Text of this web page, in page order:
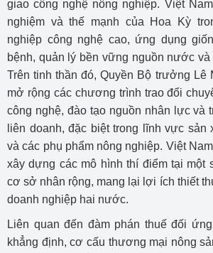
giao công nghệ nông nghiệp. Việt
nghiệm và thế mạnh của Hoa Kỳ
nghiệp công nghệ cao, ứng dụng
bệnh, quản lý bền vững nguồn nước
Trên tinh thần đó, Quyền Bộ trưởng Lê
mở rộng các chương trình trao đổi
công nghệ, đào tạo nguồn nhân lực và
liên doanh, đặc biệt trong lĩnh vực sản
và các phụ phẩm nông nghiệp. Việt
xây dựng các mô hình thí điểm tại một
cơ sở nhân rộng, mang lại lợi ích thiết
doanh nghiệp hai nước.
Liên quan đến đàm phán thuế đối
khẳng định, cơ cấu thương mại nông